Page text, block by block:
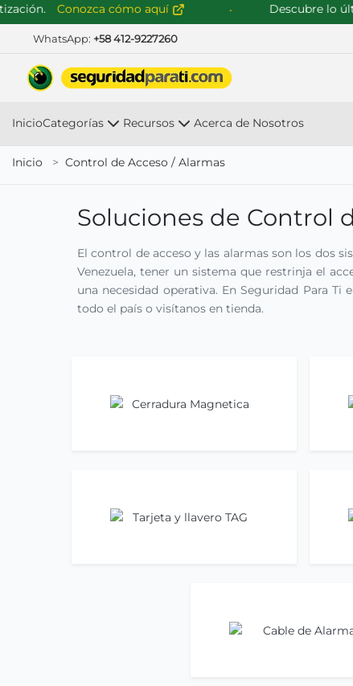
Conozca cómo aquí Descubre lo
WhatsApp: +58 412-9227260
InicioCategorías Recursos Acerca de Nosotros
Inicio Control de Acceso / Alarmas
Soluciones de Control
El control de acceso y las alarmas son los dos
Venezuela, tener un sistema que restrinja el
una necesidad operativa. En Seguridad Para
todo el país o visítanos en tienda.